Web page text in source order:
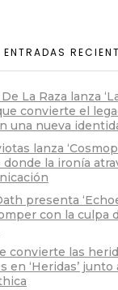
ENTRADAS
La Raza lanza
convierte el
una nueva
lanza
la ironía
presenta
con la culpa
convierte las
en ‘Heridas’ junto